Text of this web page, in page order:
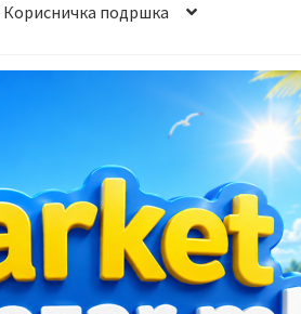
Корисничка подршка
Услови за користење